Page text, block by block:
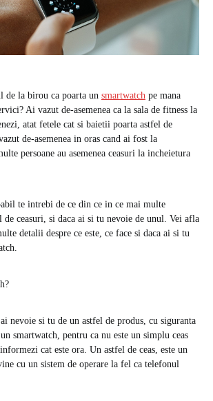
de la birou ca poarta un smartwatch pe mana
Ai vazut de-asemenea ca la sala de fitness la
atat fetele cat si baietii poarta astfel de
de-asemenea in oras cand ai fost la
persoane au asemenea ceasuri la incheietura
te intrebi de ce din ce in ce mai multe
de ceasuri, si daca ai si tu nevoie de unul. Vei afla
detalii despre ce este, ce face si daca ai si tu
nevoie si tu de un astfel de produs, cu siguranta
smartwatch, pentru ca nu este un simplu ceas
cat este ora. Un astfel de ceas, este un
cu un sistem de operare la fel ca telefonul